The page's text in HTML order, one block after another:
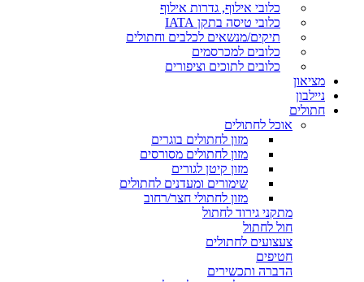
כלובי אילוף, גדרות אילוף
כלובי טיסה בתקן IATA
תיקים/מנשאים לכלבים וחתולים
כלובים למכרסמים
כלובים לתוכים וציפורים
מציאון
ניילבון
חתולים
אוכל לחתולים
מזון לחתולים בוגרים
מזון לחתולים מסורסים
מזון קיטן לגורים
שימורים ומעדנים לחתולים
מזון לחתולי חצר/רחוב
מתקני גירוד לחתול
חול לחתול
צעצועים לחתולים
חטיפים
הדברה ותכשירים